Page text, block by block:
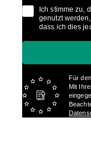
Ich stimme zu,
genutzt
dass ich dies
Für
Mit